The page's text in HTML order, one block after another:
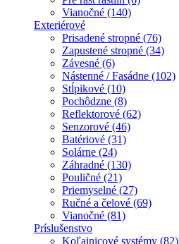
Vianočné (140)
Exteriérové
Prisadené stropné (76)
Zapustené stropné (34)
Závesné (6)
Nástenné / Fasádne (102)
Stĺpikové (10)
Pochôdzne (8)
Reflektorové (62)
Senzorové (46)
Batériové (31)
Solárne (24)
Záhradné (130)
Pouličné (21)
Priemyselné (27)
Ručné a čelové (69)
Vianočné (81)
Príslušenstvo
Koľajnicové systémy (82)